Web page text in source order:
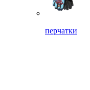
перчатки